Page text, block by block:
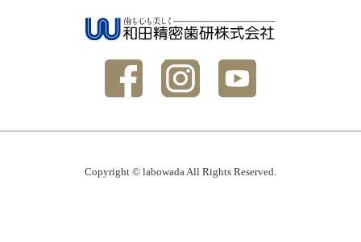
Copyright © labowada All Rights Reserved.